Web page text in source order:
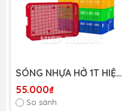
SÓNG NHỰA HỞ 1T HIỆP
THÀNH
55.000₫
So sánh